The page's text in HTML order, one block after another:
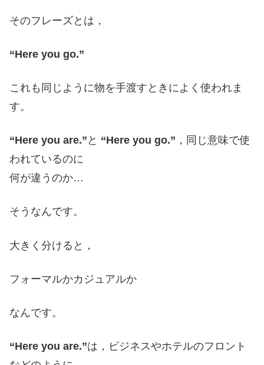
そのフレーズとは，
“Here you go.”
これも同じように物を手渡すときによく使われま
す。
“Here you are.” と “Here you go.” ，同じ意味で使
われているのに
何が違うのか…
そうなんです。
大きく分けると，
フォーマルかカジュアルか
なんです。
“Here you are.”は，ビジネスやホテルのフロント